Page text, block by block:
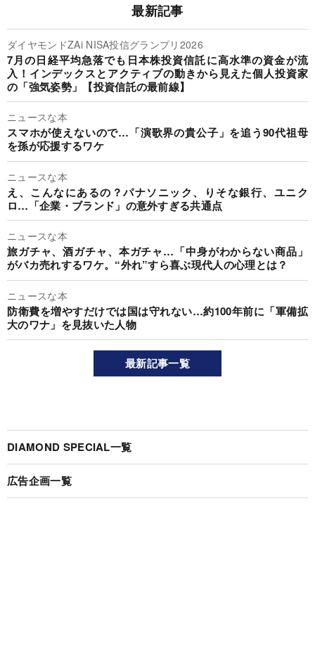
最新記事
ダイヤモンドZAi NISA投信グランプリ2026
7月の日経平均急落でも日本株投資信託に高水準の資金が流
入！インデックスとアクティブの動きから見えた個人投資家
の「強気姿勢」【投資信託の最前線】
ニュースな本
スマホが使えないので…「演歌界の貴公子」を追う90代祖母
を孫が応援するワケ
ニュースな本
え、こんなにあるの？パナソニック、りそな銀行、ユニク
ロ…「企業・ブランド」の意外すぎる共通点
ニュースな本
旅ガチャ、酒ガチャ、本ガチャ…「中身がわからない商品」
がバカ売れするワケ。“外れ”すら喜ぶ現代人の心理とは？
ニュースな本
防衛費を増やすだけでは国は守れない…約100年前に「軍備拡
大のワナ」を見抜いた人物
最新記事一覧
DIAMOND SPECIAL一覧
広告企画一覧